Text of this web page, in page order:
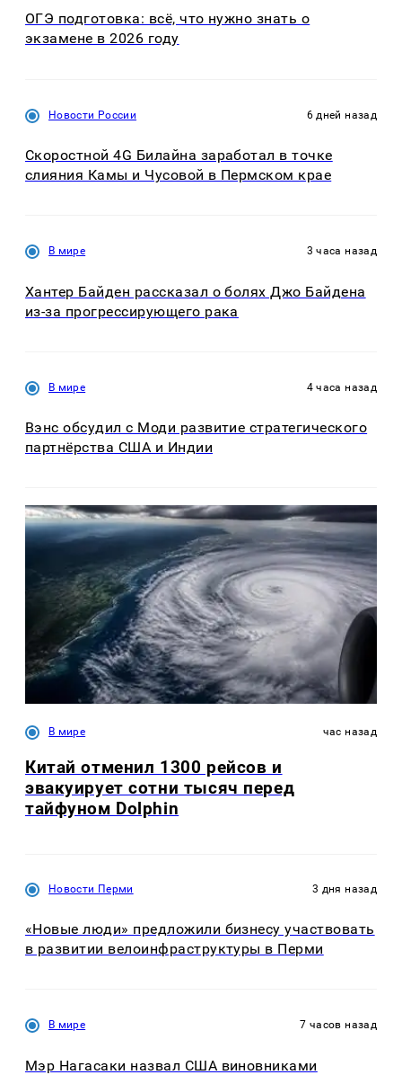
ОГЭ подготовка: всё, что нужно знать о
экзамене в 2026 году
Новости России 6 дней назад
Скоростной 4G Билайна заработал в точке
слияния Камы и Чусовой в Пермском крае
В мире 3 часа назад
Хантер Байден рассказал о болях Джо Байдена
из-за прогрессирующего рака
В мире 4 часа назад
Вэнс обсудил с Моди развитие стратегического
партнёрства США и Индии
В мире час назад
Китай отменил 1300 рейсов и
эвакуирует сотни тысяч перед
тайфуном Dolphin
Новости Перми 3 дня назад
«Новые люди» предложили бизнесу участвовать
в развитии велоинфраструктуры в Перми
В мире 7 часов назад
Мэр Нагасаки назвал США виновниками